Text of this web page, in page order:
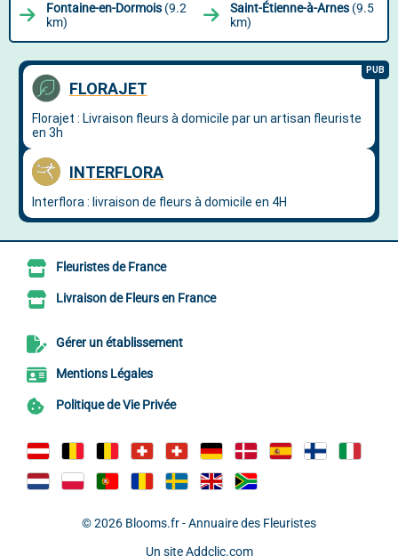
Fontaine-en-Dormois (9.2
km)
Saint-Étienne-à-Arnes (9.5
km)
Fleuristes de France
Livraison de Fleurs en France
Gérer un établissement
Mentions Légales
Politique de Vie Privée
© 2026 Blooms.fr - Annuaire des Fleuristes
Un site Addclic.com